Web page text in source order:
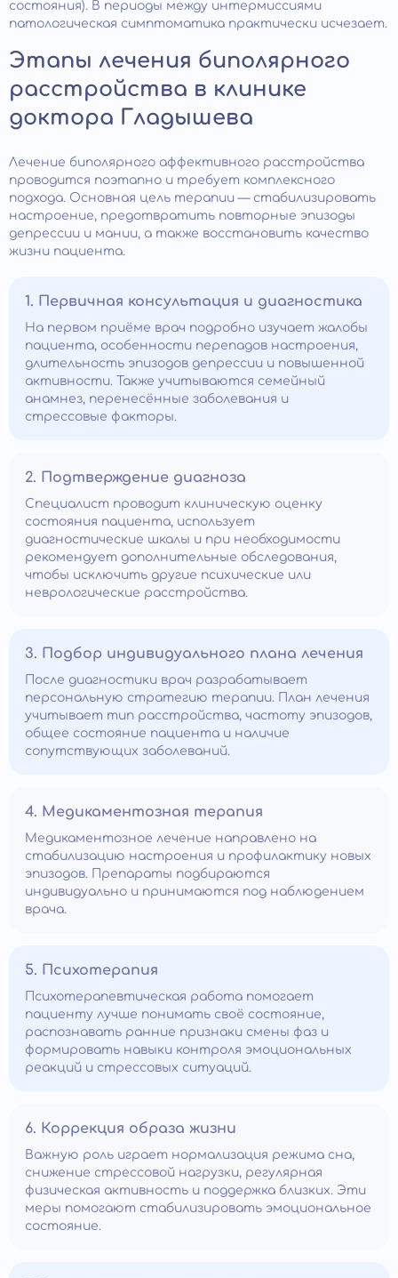
состояния). В периоды между интермиссиями
патологическая симптоматика практически исчезает.
Этапы лечения биполярного
расстройства в клинике
доктора Гладышева
Лечение биполярного аффективного расстройства
проводится поэтапно и требует комплексного
подхода. Основная цель терапии — стабилизировать
настроение, предотвратить повторные эпизоды
депрессии и мании, а также восстановить качество
жизни пациента.
1. Первичная консультация и диагностика
На первом приёме врач подробно изучает жалобы
пациента, особенности перепадов настроения,
длительность эпизодов депрессии и повышенной
активности. Также учитываются семейный
анамнез, перенесённые заболевания и
стрессовые факторы.
2. Подтверждение диагноза
Специалист проводит клиническую оценку
состояния пациента, использует
диагностические шкалы и при необходимости
рекомендует дополнительные обследования,
чтобы исключить другие психические или
неврологические расстройства.
3. Подбор индивидуального плана лечения
После диагностики врач разрабатывает
персональную стратегию терапии. План лечения
учитывает тип расстройства, частоту эпизодов,
общее состояние пациента и наличие
сопутствующих заболеваний.
4. Медикаментозная терапия
Медикаментозное лечение направлено на
стабилизацию настроения и профилактику новых
эпизодов. Препараты подбираются
индивидуально и принимаются под наблюдением
врача.
5. Психотерапия
Психотерапевтическая работа помогает
пациенту лучше понимать своё состояние,
распознавать ранние признаки смены фаз и
формировать навыки контроля эмоциональных
реакций и стрессовых ситуаций.
6. Коррекция образа жизни
Важную роль играет нормализация режима сна,
снижение стрессовой нагрузки, регулярная
физическая активность и поддержка близких. Эти
меры помогают стабилизировать эмоциональное
состояние.